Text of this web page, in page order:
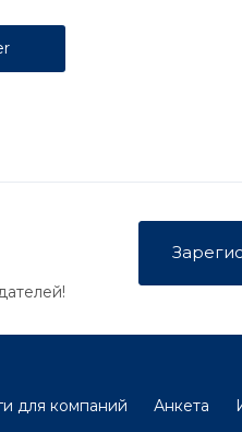
для компаний Анкета